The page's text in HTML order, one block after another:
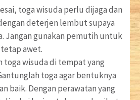
toga wisuda perlu dijaga dan
deterjen lembut supaya
Jangan gunakan pemutih untuk
awet.
wisuda di tempat yang
toga agar bentuknya
baik. Dengan perawatan yang